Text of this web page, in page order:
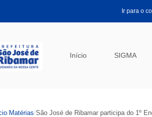
Ir para o
Início SIGMA
Matérias São José de Ribamar participa do 1º